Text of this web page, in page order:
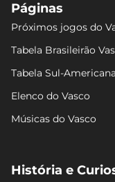
Páginas
Próximos jogos do
Tabela Brasileirão
Tabela Sul-
Elenco do Vasco
Músicas do Vasco
História e